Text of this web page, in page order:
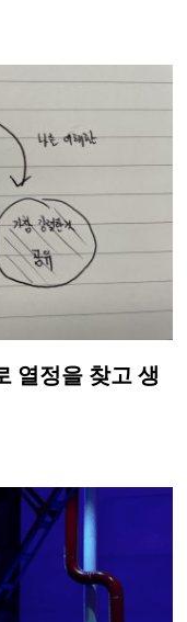
열정을 찾고 생